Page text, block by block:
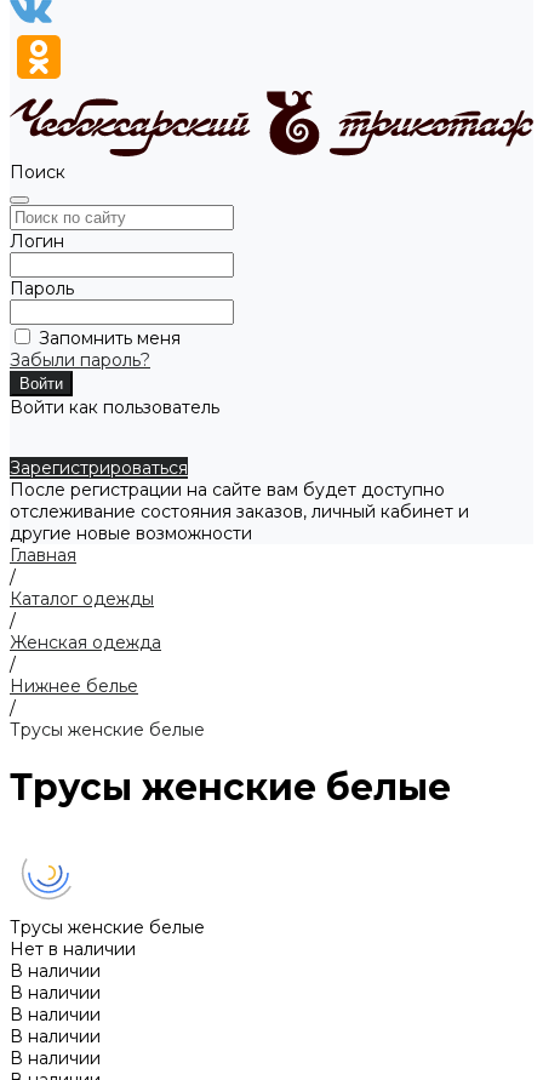
Поиск
Логин
Пароль
Запомнить меня
Забыли пароль?
Войти как пользователь
Зарегистрироваться
После регистрации на сайте вам будет доступно
отслеживание состояния заказов, личный кабинет и
другие новые возможности
Главная
/
Каталог одежды
/
Женская одежда
/
Нижнее белье
/
Трусы женские белые
Трусы женские белые
Трусы женские белые
Нет в наличии
В наличии
В наличии
В наличии
В наличии
В наличии